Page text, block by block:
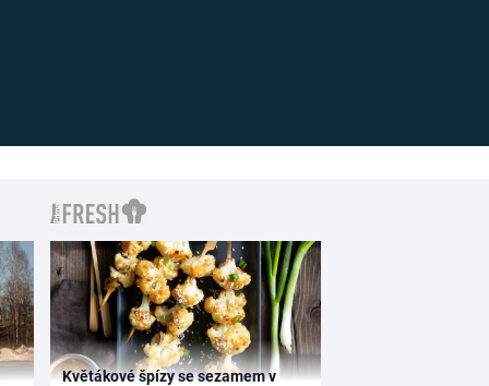
Květákové špízy se sezamem v